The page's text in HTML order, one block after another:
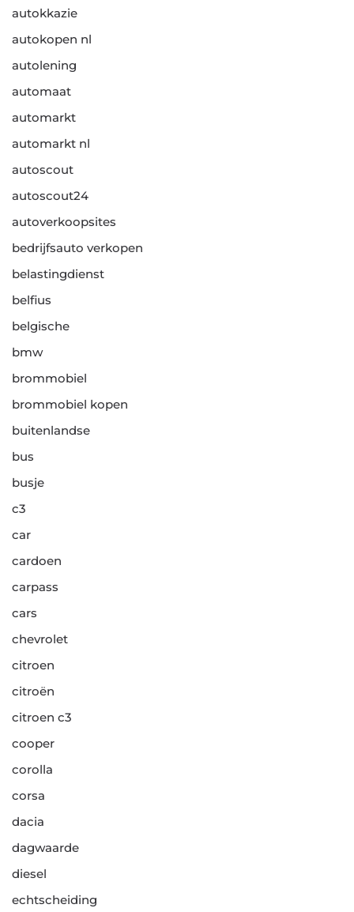
autokkazie
autokopen nl
autolening
automaat
automarkt
automarkt nl
autoscout
autoscout24
autoverkoopsites
bedrijfsauto verkopen
belastingdienst
belfius
belgische
bmw
brommobiel
brommobiel kopen
buitenlandse
bus
busje
c3
car
cardoen
carpass
cars
chevrolet
citroen
citroën
citroen c3
cooper
corolla
corsa
dacia
dagwaarde
diesel
echtscheiding